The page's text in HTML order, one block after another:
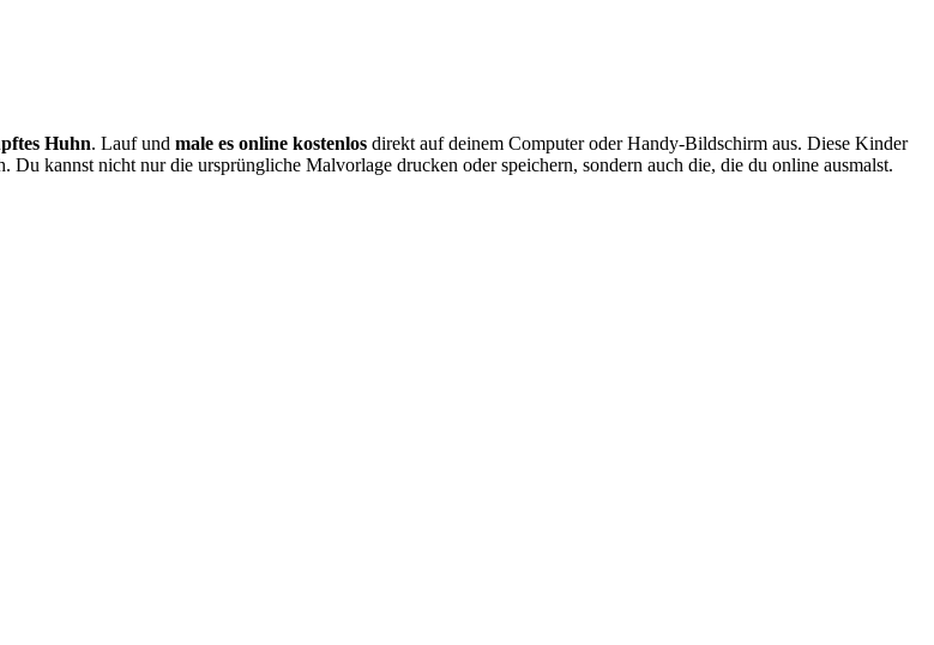
Huhn. Lauf und male es online kostenlos direkt auf deinem Computer oder Handy-Bildschirm aus. Diese Kinder
kannst nicht nur die ursprüngliche Malvorlage drucken oder speichern, sondern auch die, die du online ausmalst.